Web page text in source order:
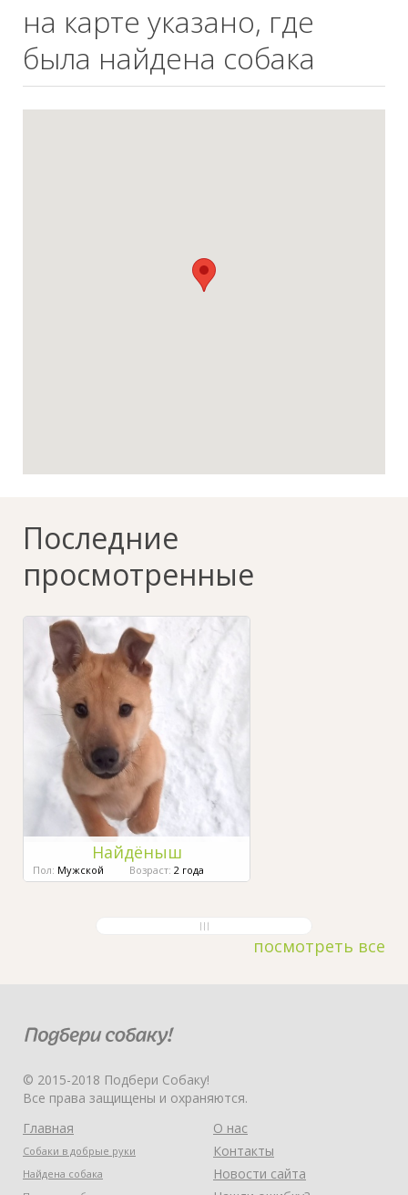
на карте указано, где
была найдена собака
Последние
просмотренные
Найдёныш
Пол: Мужской Возраст: 2 года
посмотреть все
© 2015-2018 Подбери Собаку!
Все права защищены и охраняются.
Главная
Собаки в добрые руки
Найдена собака
О нас
Контакты
Новости сайта